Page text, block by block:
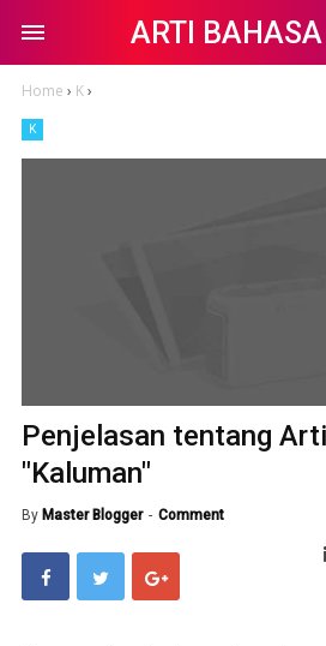
ARTI
Home › K›
K
Penjelasan tentang Arti
"Kaluman"
By Master Blogger Comment